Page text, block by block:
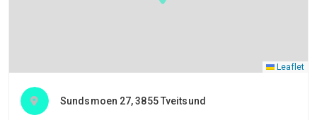
Leaflet
Sundsmoen 27, 3855 Tveitsund